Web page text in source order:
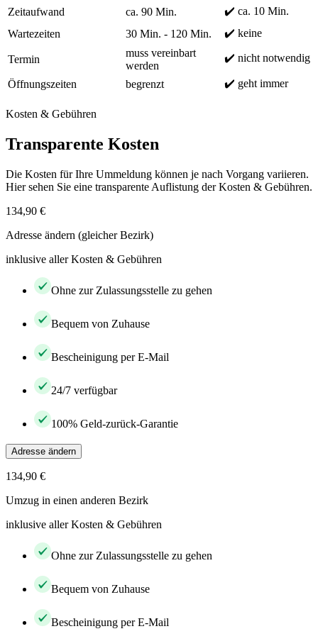
Zeitaufwand
ca. 90 Min.
✔️ ca. 10 Min.
Wartezeiten
30 Min. - 120 Min. ✔️ keine
Termin
muss vereinbart
werden
✔️ nicht notwendig
Öffnungszeiten begrenzt ✔️ geht immer
Kosten & Gebühren
Transparente Kosten
Die Kosten für Ihre Ummeldung können je nach Vorgang variieren.
Hier sehen Sie eine transparente Auflistung der Kosten & Gebühren.
134,90 €
Adresse ändern (gleicher Bezirk)
inklusive aller Kosten & Gebühren
Ohne zur Zulassungsstelle zu gehen
Bequem von Zuhause
Bescheinigung per E-Mail
24/7 verfügbar
100% Geld-zurück-Garantie
Adresse ändern
134,90 €
Umzug in einen anderen Bezirk
inklusive aller Kosten & Gebühren
Ohne zur Zulassungsstelle zu gehen
Bequem von Zuhause
Bescheinigung per E-Mail